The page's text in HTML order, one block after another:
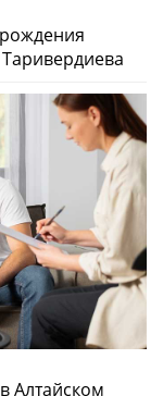
Алтайском